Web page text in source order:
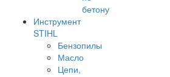
бетону
Инструмент
STIHL
Бензопилы
Масло
Цепи,